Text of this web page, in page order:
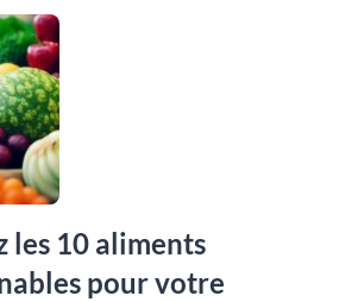
les 10 aliments
pour votre